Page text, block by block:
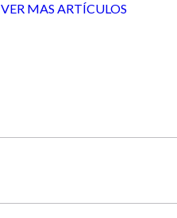
VER MAS ARTÍCULOS